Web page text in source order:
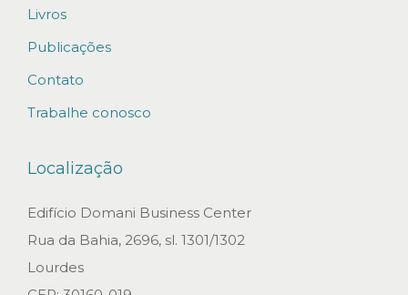
Livros
Publicações
Contato
Trabalhe conosco
Localização
Edifício Domani Business Center
Rua da Bahia, 2696, sl. 1301/1302
Lourdes